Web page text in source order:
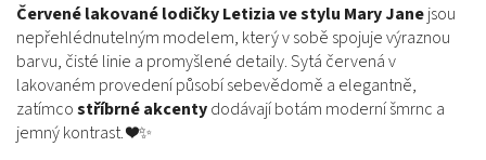
Červené lakované lodičky Letizia ve stylu Mary Janejsou
nepřehlédnutelným modelem, který v sobě spojuje výraznou
barvu, čisté linie a promyšlené detaily. Sytá červená v
lakovaném provedení působí sebevědomě a elegantně,
zatímcostříbrné akcentydodávají botám moderní šmrnc a
jemný kontrast. ❤️✨